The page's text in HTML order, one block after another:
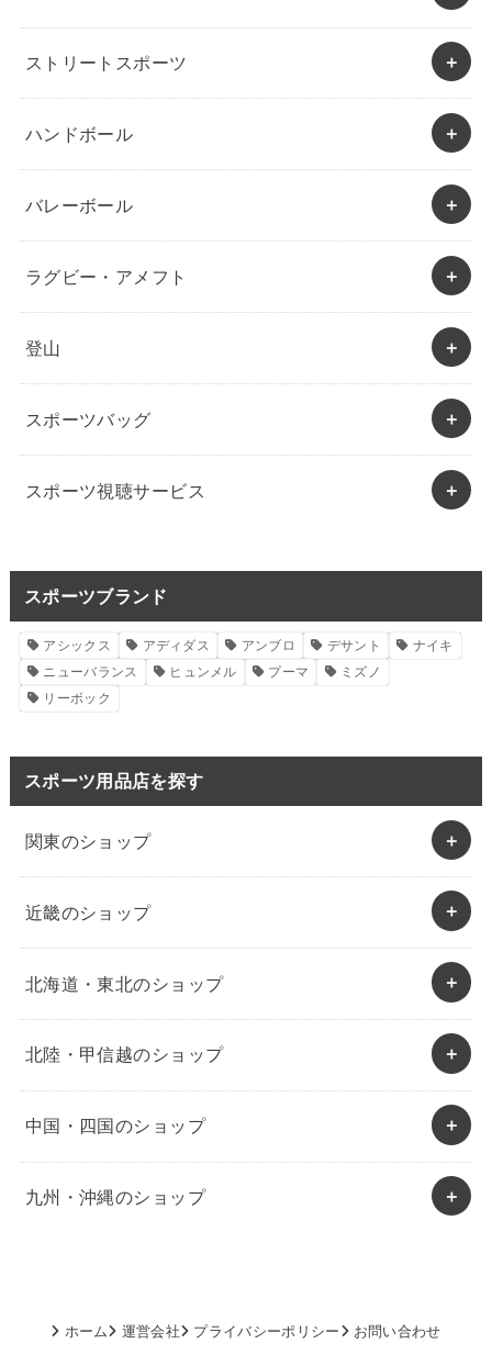
ストリートスポーツ
ハンドボール
バレーボール
ラグビー・アメフト
登山
スポーツバッグ
スポーツ視聴サービス
スポーツブランド
アシックス アディダス アンブロ デサント
ナイキ
ニューバランス
ヒュンメル プーマ
ミズノ
リーボック
スポーツ用品店を探す
関東のショップ
近畿のショップ
北海道・東北のショップ
北陸・甲信越のショップ
中国・四国のショップ
九州・沖縄のショップ
ホーム 運営会社 プライバシーポリシー お問い合わせ